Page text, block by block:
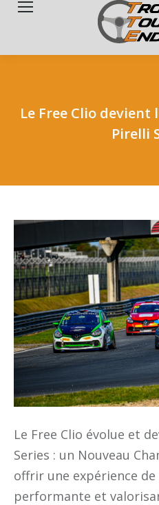
Le Free Clio
Pirelli
Le Free Clio évolue et
Series : un Nouveau
offrir une expérience
performante et